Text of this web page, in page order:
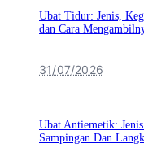
Ubat Tidur: Jenis,
dan Cara
31/07/2026
Ubat Antiemetik:
Sampingan Dan